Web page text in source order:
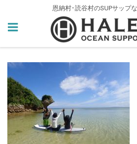
恩納村･読谷村のSUPサップ